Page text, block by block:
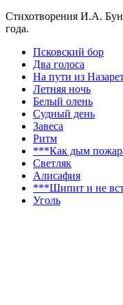
Стихотворения И.А.
года.
Псковский бор
Два голоса
На пути из
Летняя ночь
Белый олень
Судный день
Завеса
Ритм
***Как дым
Светляк
Алисафия
***Шипит и не
Уголь